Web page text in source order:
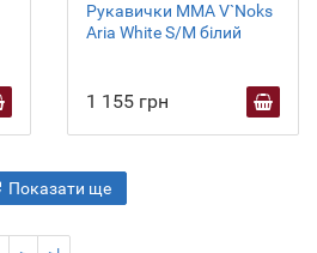
Рукавички MMA V`Noks
Aria White S/M білий
1 155 грн
Показати ще